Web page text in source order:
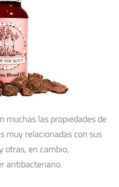
muchas las propiedades de
muy relacionadas con sus
otras, en cambio,
antibacteriano.